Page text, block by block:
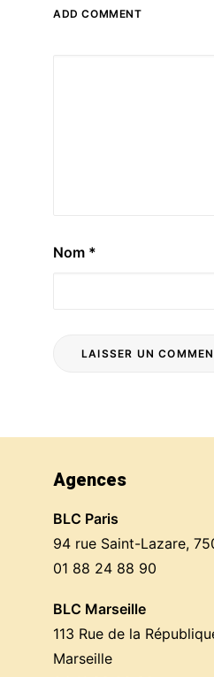
ADD COMMENT
Nom *
Agences
BLC Paris
94 rue Saint-Lazare,
01 88 24 88 90
BLC Marseille
113 Rue de la
Marseille